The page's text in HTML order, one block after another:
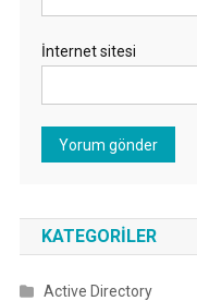
İnternet sitesi
KATEGORILER
Active Directory